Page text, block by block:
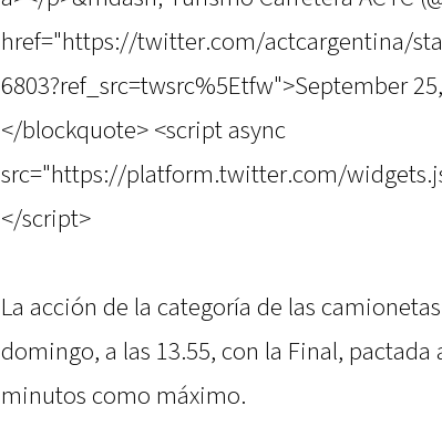
href="https://twitter.com/actcargentina/
6803?ref_src=twsrc%5Etfw">September
</blockquote> <script async
src="https://platform.twitter.com/
</script>
La acción de la categoría de las
domingo, a las 13.55, con la Final, pactada
minutos como máximo.